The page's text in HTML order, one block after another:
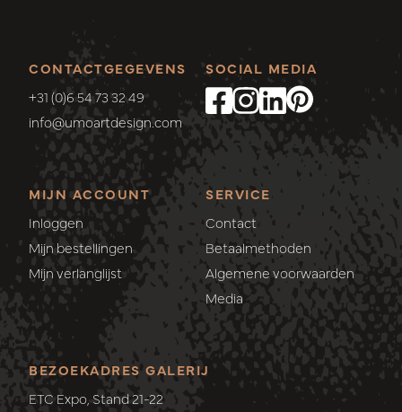
CONTACTGEGEVENS
+31 (0)6 54 73 32 49
info@umoartdesign.com
MIJN ACCOUNT
Inloggen
Mijn bestellingen
Mijn verlanglijst
SERVICE
Contact
Betaalmethoden
Algemene voorwaarden
Media
SOCIAL MEDIA
BEZOEKADRES GALERIJ
ETC Expo, Stand 21-22